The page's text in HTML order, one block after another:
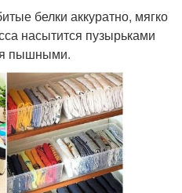
белки аккуратно, мягко
насытится пузырьками
пышными.